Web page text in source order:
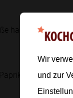
halbieren oder
Salz
Wir
und zur